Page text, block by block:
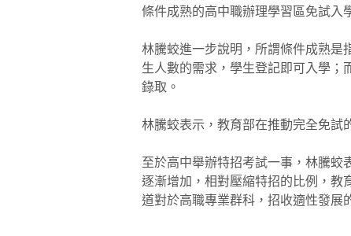
條件成熟的高中職辦理學習區免試入
林騰蛟進一步說明，所謂條件成熟是
生人數的需求，學生登記即可入學；
錄取。
林騰蛟表示，教育部在推動完全免試
至於高中舉辦特招考試一事，林騰蛟
逐漸增加，相對壓縮特招的比例，教
道對於高職專業群科，招收適性發展